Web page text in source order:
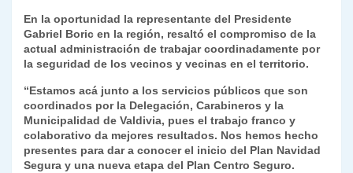
En la oportunidad la representante del Presidente
Gabriel Boric en la región, resaltó el compromiso de la
actual administración de trabajar coordinadamente por
la seguridad de los vecinos y vecinas en el territorio.
“Estamos acá junto a los servicios públicos que son
coordinados por la Delegación, Carabineros y la
Municipalidad de Valdivia, pues el trabajo franco y
colaborativo da mejores resultados. Nos hemos hecho
presentes para dar a conocer el inicio del Plan Navidad
Segura y una nueva etapa del Plan Centro Seguro.